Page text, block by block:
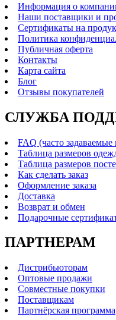
Информация о
Наши поставщики и
Сертификаты на
Политика
Публичная оферта
Контакты
Карта сайта
Блог
Отзывы покупателей
СЛУЖБА
FAQ (часто
Таблица размеров
Таблица размеров
Как сделать заказ
Оформление заказа
Доставка
Возврат и обмен
Подарочные
ПАРТНЕРАМ
Дистрибьюторам
Оптовые продажи
Совместные покупки
Поставщикам
Партнёрская программа